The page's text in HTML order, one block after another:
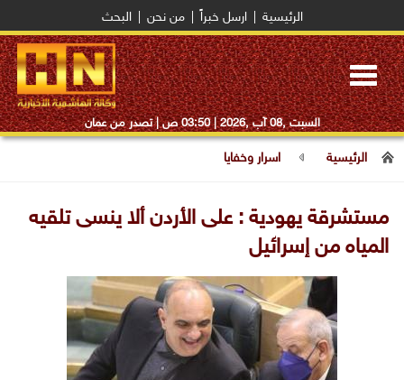
الرئيسية ارسل خبراً من نحن البحث
Toggle
navigation
السبت ,08 آب ,2026 | 03:50 ص | تصدر من عمان
الرئيسية اسرار وخفايا
مستشرقة يهودية : على الأردن ألا ينسى تلقيه
المياه من إسرائيل